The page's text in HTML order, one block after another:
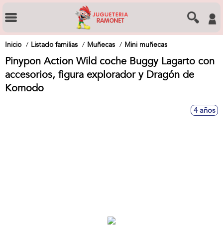
Inicio Listado familias Muñecas Mini muñecas
Pinypon Action Wild coche Buggy Lagarto con
accesorios, figura explorador y Dragón de
Komodo
4 años